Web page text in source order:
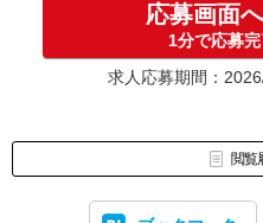
応募画面
1分で応募
求人応募期間：
閲覧